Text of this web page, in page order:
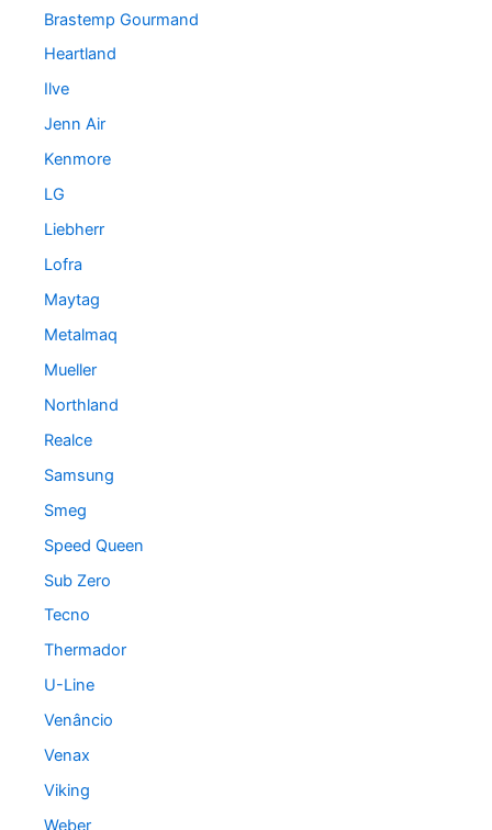
Brastemp Gourmand
Heartland
Ilve
Jenn Air
Kenmore
LG
Liebherr
Lofra
Maytag
Metalmaq
Mueller
Northland
Realce
Samsung
Smeg
Speed Queen
Sub Zero
Tecno
Thermador
U-Line
Venâncio
Venax
Viking
Weber